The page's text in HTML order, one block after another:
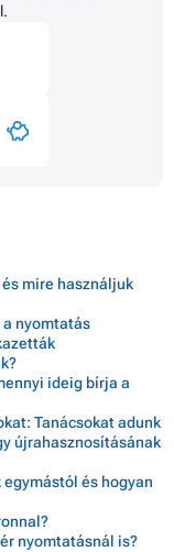
mire használjuk
nyomtatás
ideig bírja a
Tanácsokat adunk
újrahasznosításának
és hogyan
nyomtatásnál is?